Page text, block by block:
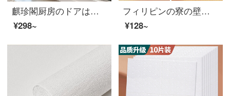
麒珍閣厨房のドアは障子のガラスのシールを押します。3 D立体壁の貼る絵はリビングガラスの扉のシールを貼ります。台所は障子を押して壁を飾ります。創意的な窓の模様は北欧風の盆栽が特大です。
¥298~
フィリピンの寮の壁紙は寝室の暖かい女の子のステッカーを貼り付けます。大学生の寝室のデスクトップの木目が新しくなったステッカーは防水に厚みがあります。
¥128~